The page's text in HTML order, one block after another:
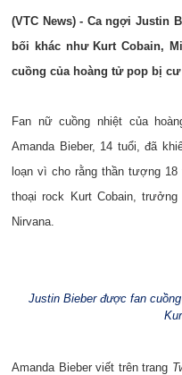
(VTC News) - Ca ngợi Justin
bối khác như Kurt Cobain,
cuồng của hoàng tử pop bị
Fan nữ cuồng nhiệt của
Amanda Bieber, 14 tuổi, đã
loạn vì cho rằng thần tượng 18
thoại rock Kurt Cobain,
Nirvana.
Justin Bieber được fan
Amanda Bieber viết trên trang